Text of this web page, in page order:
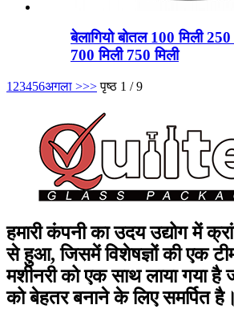
बेलागियो बोतल 100 मिली 250
700 मिली 750 मिली
1 23456अगला >>> पृष्ठ 1 / 9
हमारी कंपनी का उदय उद्योग में
से हुआ, जिसमें विशेषज्ञों की एक
मशीनरी को एक साथ लाया गया
को बेहतर बनाने के लिए समर्पित है।